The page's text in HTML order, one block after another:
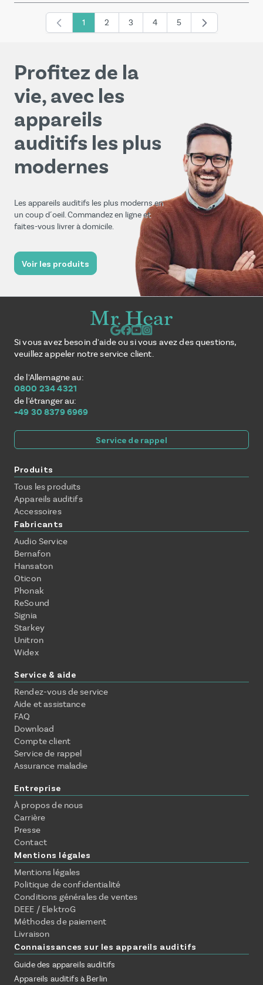
Vous lisez actuellement la page
1 Page
2 Page
3 Page
4 Page
5
Profitez de la
vie, avec les
appareils
auditifs les plus
modernes
Les appareils auditifs les plus moderns en
un coup d´oeil. Commandez en ligne et
faites-vous livrer à domicile.
Voir les produits
Si vous avez besoin d'aide ou si vous avez des questions,
veuillez appeler notre service client.
de l'Allemagne au:
0800 234 4321
de l'étranger au:
+49 30 8379 6969
Service de rappel
Produits
Tous les produits
Appareils auditifs
Accessoires
Fabricants
Audio Service
Bernafon
Hansaton
Oticon
Phonak
ReSound
Signia
Starkey
Unitron
Widex
Service & aide
Rendez-vous de service
Aide et assistance
FAQ
Download
Compte client
Service de rappel
Assurance maladie
Entreprise
À propos de nous
Carrière
Presse
Contact
Mentions légales
Mentions légales
Politique de confidentialité
Conditions générales de ventes
DEEE / ElektroG
Méthodes de paiement
Livraison
Connaissances sur les appareils auditifs
Guide des appareils auditifs
Appareils auditifs à Berlin